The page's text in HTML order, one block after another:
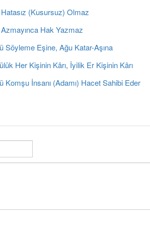
(Kusursuz) Olmaz
Hak Yazmaz
Söyleme Eşine, Ağu Katar-Aşına
Her Kişinin Kârı, İyilik Er Kişinin Kârı
Komşu İnsanı (Adamı) Hacet Sahibi Eder